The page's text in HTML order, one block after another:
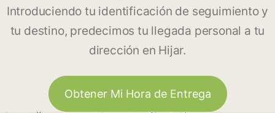
Introduciendo tu identificación de seguimiento y
tu destino, predecimos tu llegada personal a tu
dirección en Hijar.
Obtener Mi Hora de Entrega